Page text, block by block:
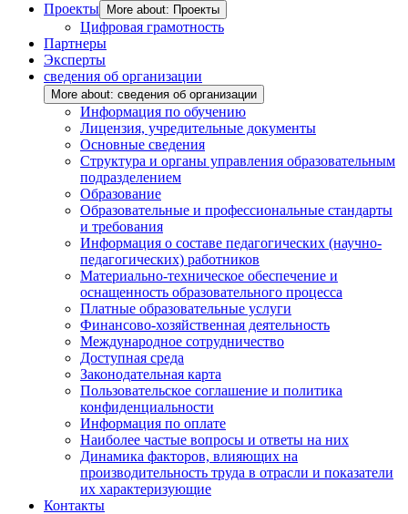
Проекты
More about: Проекты
Цифровая грамотность
Партнеры
Эксперты
сведения об организации
More about: сведения об организации
Информация по обучению
Лицензия, учредительные документы
Основные сведения
Структура и органы управления образовательным
подразделением
Образование
Образовательные и профессиональные стандарты
и требования
Информация о составе педагогических (научно-
педагогических) работников
Материально-техническое обеспечение и
оснащенность образовательного процесса
Платные образовательные услуги
Финансово-хозяйственная деятельность
Международное сотрудничество
Доступная среда
Законодательная карта
Пользовательское соглашение и политика
конфиденциальности
Информация по оплате
Наиболее частые вопросы и ответы на них
Динамика факторов, влияющих на
производительность труда в отрасли и показатели
их характеризующие
Контакты